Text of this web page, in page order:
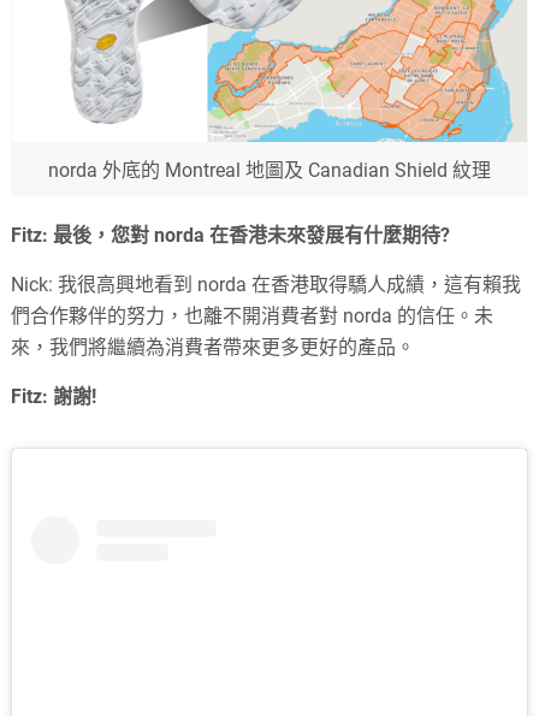
norda 外底的 Montreal 地圖及 Canadian Shield 紋理
Fitz: 最後，您對 norda 在香港未來發展有什麼期待?
Nick: 我很高興地看到 norda 在香港取得驕人成績，這有賴我
們合作夥伴的努力，也離不開消費者對 norda 的信任。未
來，我們將繼續為消費者帶來更多更好的產品。
Fitz: 謝謝!